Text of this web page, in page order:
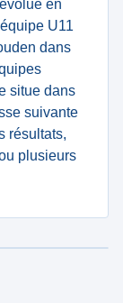
en
U11
dans
situe dans
suivante
résultats,
plusieurs